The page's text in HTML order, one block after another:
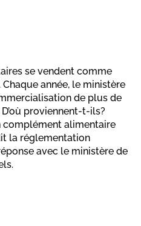
se vendent comme
année, le ministère
de plus de
proviennent-t-ils?
complément alimentaire
la réglementation
avec le ministère de